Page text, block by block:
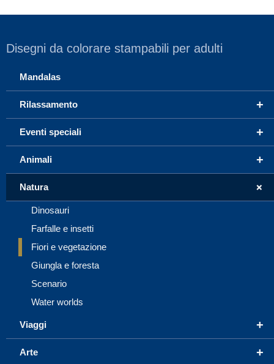
Disegni da colorare stampabili per adulti
Mandalas
+
Rilassamento
+
Eventi speciali
+
Animali
+
Natura
Dinosauri
Farfalle e insetti
Fiori e vegetazione
Giungla e foresta
Scenario
Water worlds
+
Viaggi
+
Arte